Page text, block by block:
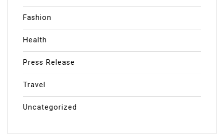
Fashion
Health
Press Release
Travel
Uncategorized